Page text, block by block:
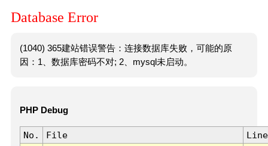
Database Error
(1040) 365建站错误警告：连接数据库失败，可能的原
因：1、数据库密码不对; 2、mysql未启动。
PHP Debug
No. File
Line